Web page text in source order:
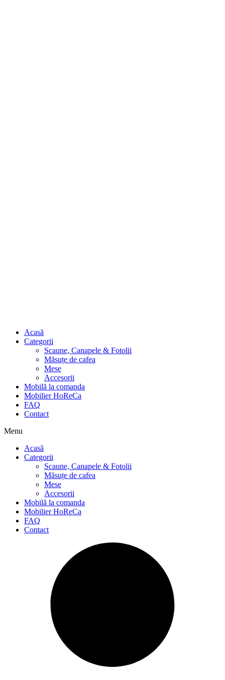
Acasă
Categorii
Scaune, Canapele & Fotolii
Măsuțe de cafea
Mese
Accesorii
Mobilă la comanda
Mobilier HoReCa
FAQ
Contact
Menu
Acasă
Categorii
Scaune, Canapele & Fotolii
Măsuțe de cafea
Mese
Accesorii
Mobilă la comanda
Mobilier HoReCa
FAQ
Contact